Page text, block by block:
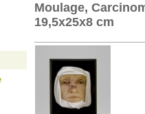
Moulage,
19,5x25x8 cm